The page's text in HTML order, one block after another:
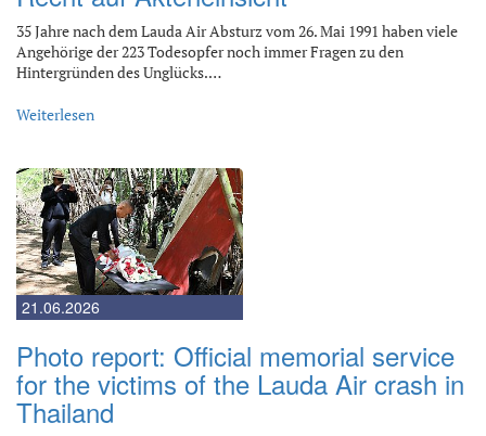
35 Jahre nach dem Lauda Air Absturz vom 26. Mai 1991 haben viele
Angehörige der 223 Todesopfer noch immer Fragen zu den
Hintergründen des Unglücks.…
Weiterlesen
21.06.2026
Photo report: Official memorial service
for the victims of the Lauda Air crash in
Thailand